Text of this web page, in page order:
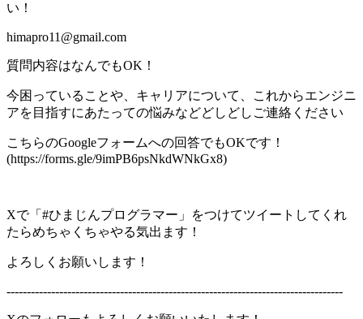
い！
himapro11@gmail.com
質問内容はなんでもOK！
今困っていることや、キャリアについて、これからエンジニ
アを目指すにあたっての悩みなどどしどしご連絡ください
こちらのGoogleフォームへの回答でもOKです！
(https://forms.gle/9imPB6psNkdWNkGx8)
Xで「#ひまじんプログラマー」をつけてツイートしてくれ
たらめちゃくちゃやる気出ます！
よろしくお願いします！
-----------------------------------------------------------------------------------